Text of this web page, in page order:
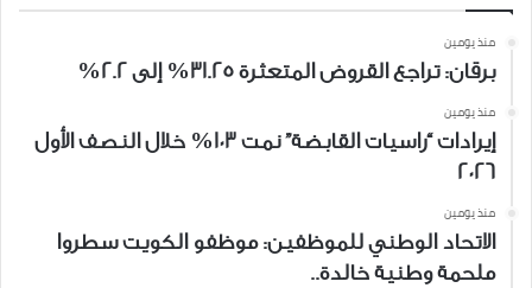
منذ يومين
برقان: تراجع القروض المتعثرة 31.25% إلى 2.2%
منذ يومين
إيرادات “راسيات القابضة” نمت 103% خلال النصف الأول
2026
منذ يومين
الاتحاد الوطني للموظفين: موظفو الكويت سطروا
ملحمة وطنية خالدة..